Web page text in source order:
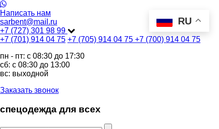
Написать нам
sarbent@mail.ru
+7 (727) 301 98 99
+7 (701) 914 04 75 +7 (705) 914 04 75 +7 (700) 914 04 75
пн - пт: c 08:30 до 17:30
сб: c 08:30 до 13:00
вс: выходной
Заказать звонок
спецодежда для всех
RU